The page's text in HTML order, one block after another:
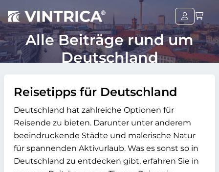
Alle Beiträge rund um
Deutschland
Reisetipps für Deutschland
Deutschland hat zahlreiche Optionen für
Reisende zu bieten. Darunter unter anderem
beeindruckende Städte und malerische Natur
für spannenden Aktivurlaub. Was es sonst so in
Deutschland zu entdecken gibt, erfahren Sie in